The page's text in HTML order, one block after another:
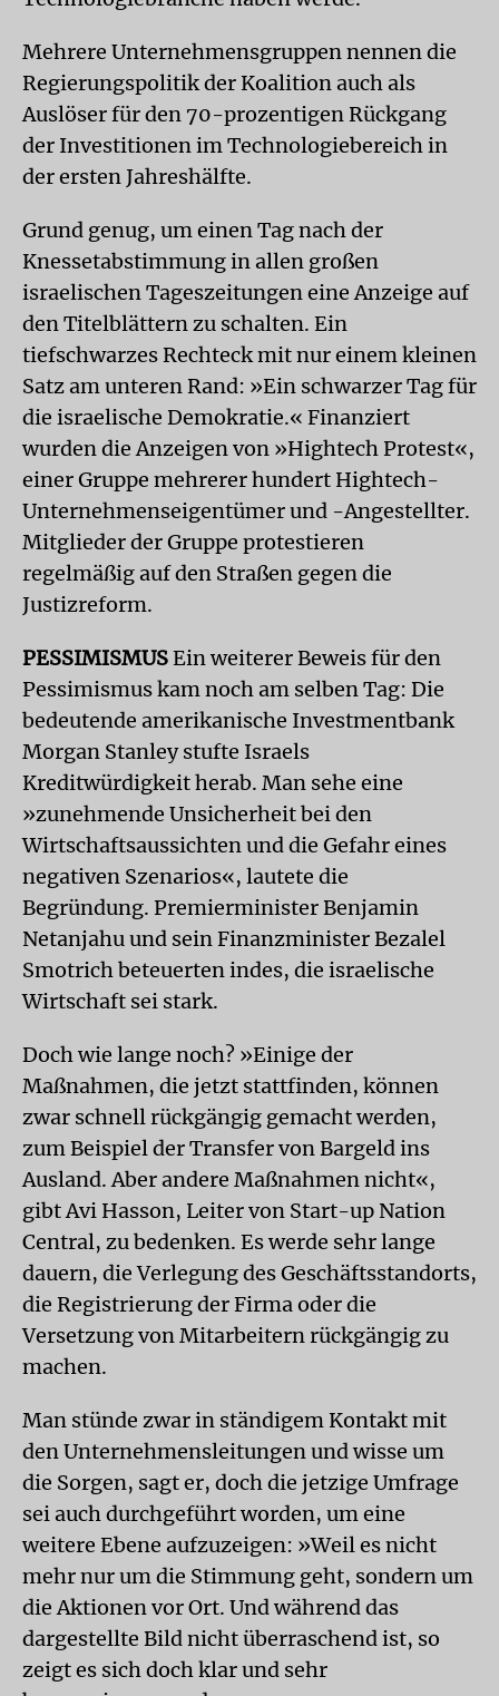
Mehrere Unternehmensgruppen nennen die
Regierungspolitik der Koalition auch als
Auslöser für den 70-prozentigen Rückgang
der Investitionen im Technologiebereich in
der ersten Jahreshälfte.
Grund genug, um einen Tag nach der
Knessetabstimmung in allen großen
israelischen Tageszeitungen eine Anzeige auf
den Titelblättern zu schalten. Ein
tiefschwarzes Rechteck mit nur einem kleinen
Satz am unteren Rand: »Ein schwarzer Tag für
die israelische Demokratie.« Finanziert
wurden die Anzeigen von »Hightech Protest«,
einer Gruppe mehrerer hundert Hightech-
Unternehmenseigentümer und -Angestellter.
Mitglieder der Gruppe protestieren
regelmäßig auf den Straßen gegen die
Justizreform.
PESSIMISMUSEin weiterer Beweis für den
Pessimismus kam noch am selben Tag: Die
bedeutende amerikanische Investmentbank
Morgan Stanley stufte Israels
Kreditwürdigkeit herab. Man sehe eine
»zunehmende Unsicherheit bei den
Wirtschaftsaussichten und die Gefahr eines
negativen Szenarios«, lautete die
Begründung. Premierminister Benjamin
Netanjahu und sein Finanzminister Bezalel
Smotrich beteuerten indes, die israelische
Wirtschaft sei stark.
Doch wie lange noch? »Einige der
Maßnahmen, die jetzt stattfinden, können
zwar schnell rückgängig gemacht werden,
zum Beispiel der Transfer von Bargeld ins
Ausland. Aber andere Maßnahmen nicht«,
gibt Avi Hasson, Leiter von Start-up Nation
Central, zu bedenken. Es werde sehr lange
dauern, die Verlegung des Geschäftsstandorts,
die Registrierung der Firma oder die
Versetzung von Mitarbeitern rückgängig zu
machen.
Man stünde zwar in ständigem Kontakt mit
den Unternehmensleitungen und wisse um
die Sorgen, sagt er, doch die jetzige Umfrage
sei auch durchgeführt worden, um eine
weitere Ebene aufzuzeigen: »Weil es nicht
mehr nur um die Stimmung geht, sondern um
die Aktionen vor Ort. Und während das
dargestellte Bild nicht überraschend ist, so
zeigt es sich doch klar und sehr